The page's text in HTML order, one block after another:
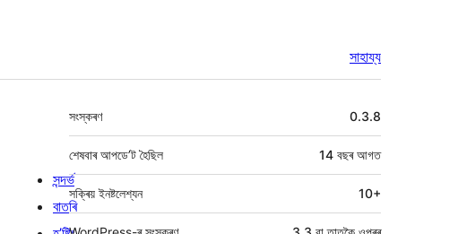
সাহায্য
মেটা 0.3.8
সংস্কৰণ
14 বছৰআগত
শেষবাৰ আপডে’ট হৈছিল
সক্ৰিয় ইনষ্টলেশ্যন 10+
সন্দৰ্ভ
বাতৰি